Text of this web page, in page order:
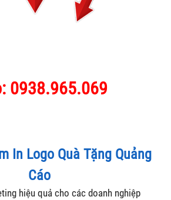
0938.965.069
In Logo Quà Tặng Quảng
Cáo
hiệu quả cho các doanh nghiệp